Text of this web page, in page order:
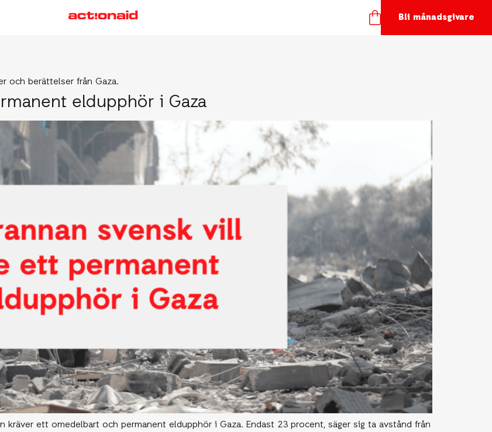
Bli månadsgivare
vi
vi skillnad
STÖD OSS
Månadsgivare
Stöd oss
Gåvoshop
och berättelser från Gaza.
eldupphör i Gaza
kräver ett omedelbart och permanent eldupphör i Gaza. Endast 23 procent, säger sig ta avstånd från